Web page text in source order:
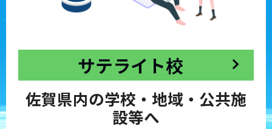
サテライト校
佐賀県内の学校・地域・公共施
設等へ